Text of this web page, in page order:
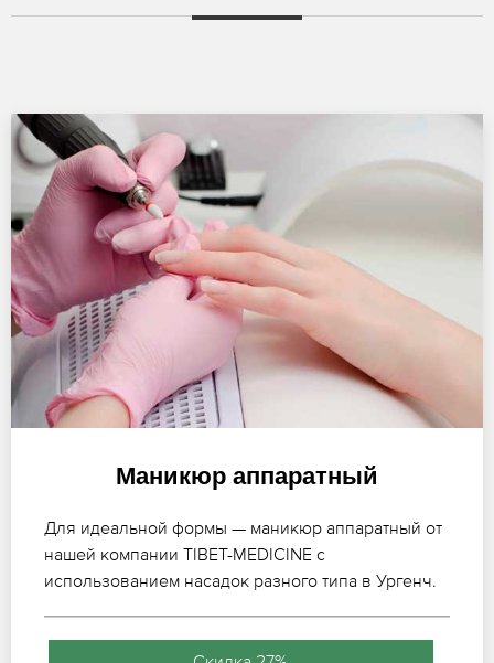
Маникюр аппаратный
Для идеальной формы — маникюр аппаратный от
нашей компании TIBET-MEDICINE с
использованием насадок разного типа в Ургенч.